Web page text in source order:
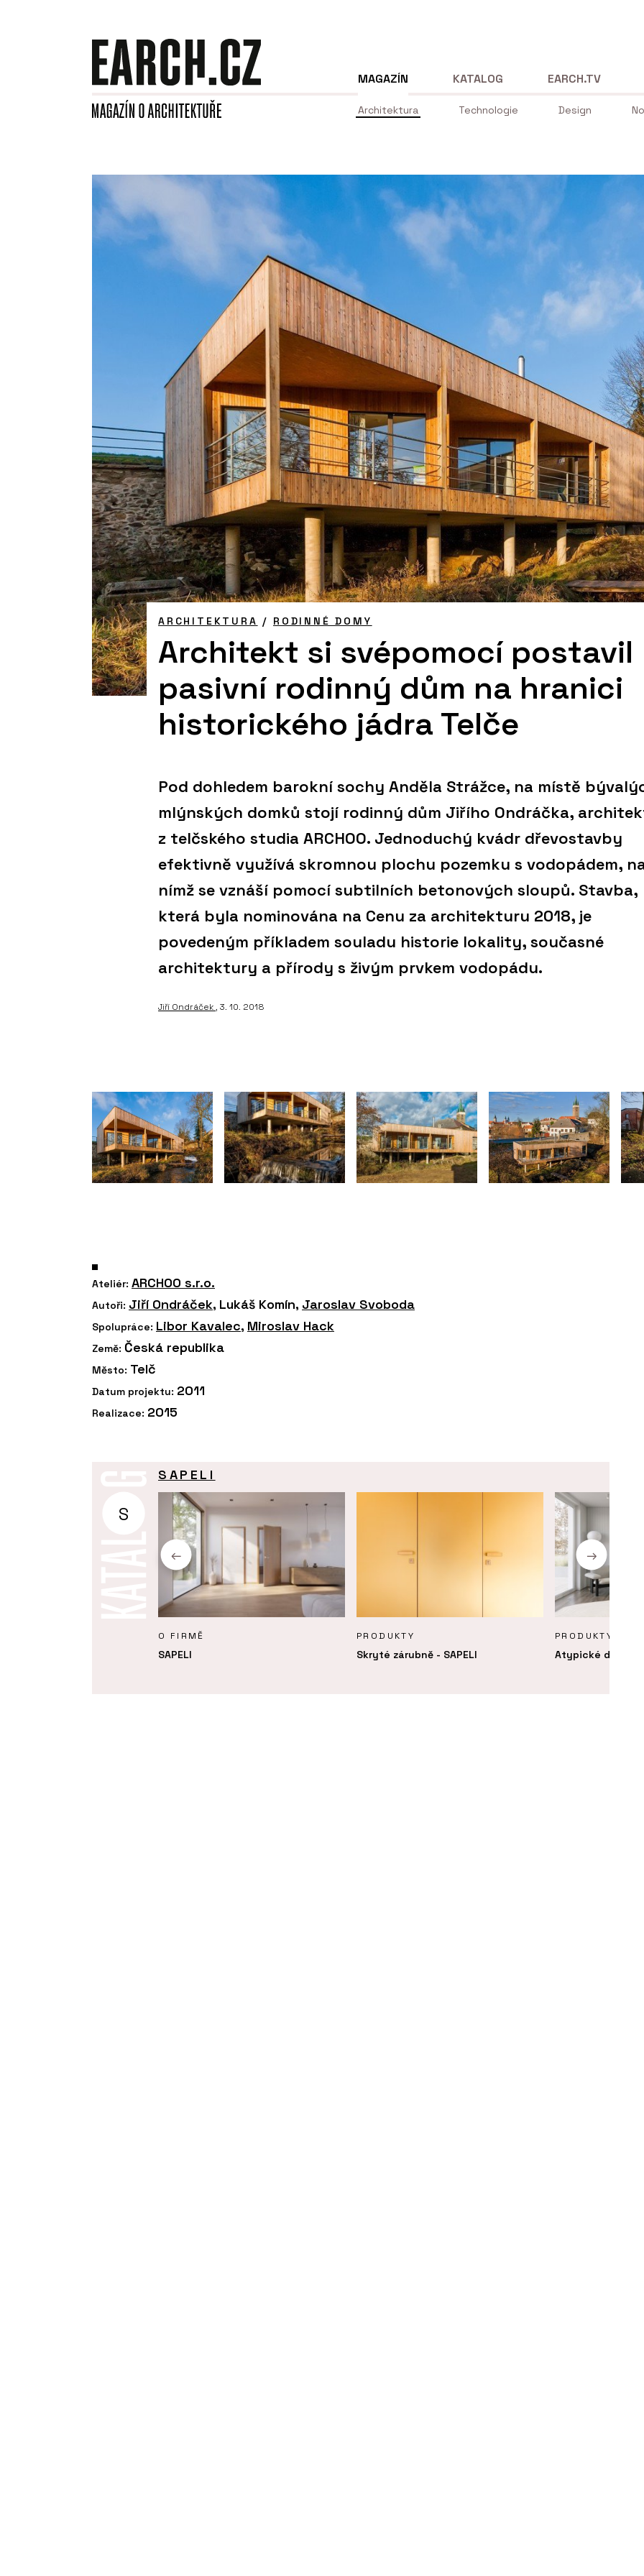
MAGAZÍN
Architektura Technologie Design
KATALOG EARCH.TV
ARCHITEKTURA / RODINNÉ DOMY
Architekt si svépomocí postavil
pasivní rodinný dům na hranici
historického jádra Telče
Pod dohledem barokní sochy Anděla Strážce, na místě
mlýnských domků stojí rodinný dům Jiřího Ondráčka,
z telčského studia ARCHOO. Jednoduchý kvádr dřevostavby
efektivně využívá skromnou plochu pozemku s vodopádem,
nímž se vznáší pomocí subtilních betonových sloupů. Stavba,
která byla nominována na Cenu za architekturu 2018, je
povedeným příkladem souladu historie lokality, současné
architektury a přírody s živým prvkem vodopádu.
Jiří Ondráček, 3. 10. 2018
Ateliér: ARCHOO s.r.o.
Autoři: Jiří Ondráček, Lukáš Komín, Jaroslav Svoboda
Spolupráce: Libor Kavalec, Miroslav Hack
Země: Česká republika
Město: Telč
Datum projektu: 2011
Realizace: 2015
S
SAPELI
O FIRMĚ
SAPELI
PRODUKTY
Skryté zárubně - SAPELI
PRODUKTY
Atypické dveře -